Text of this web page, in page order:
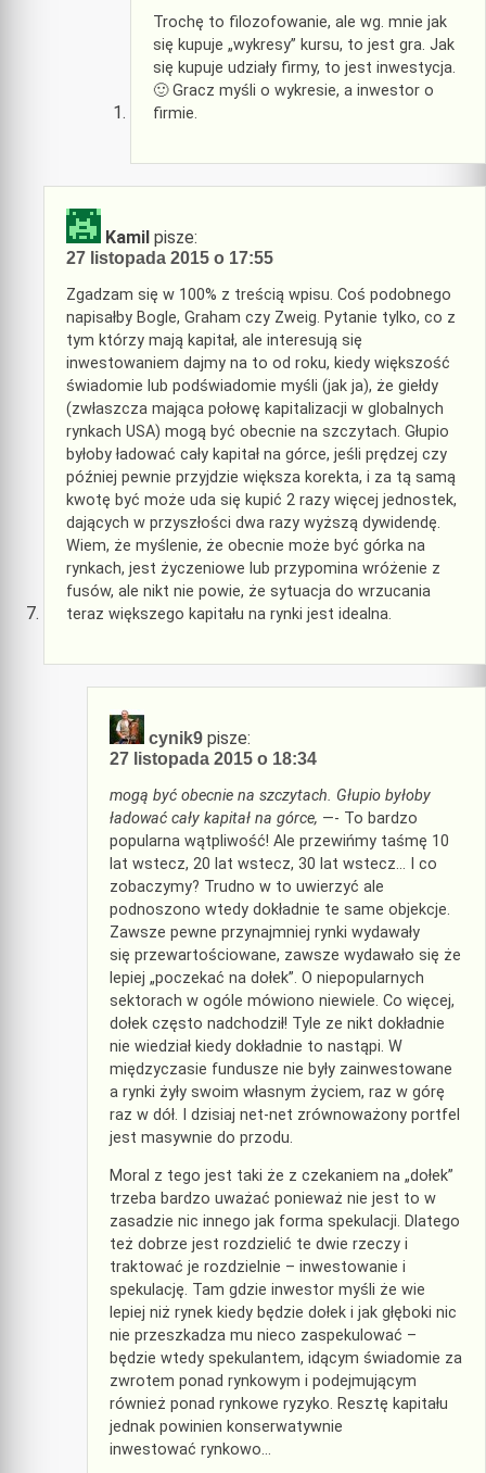
Trochę to filozofowanie, ale wg. mnie jak
się kupuje „wykresy” kursu, to jest gra. Jak
się kupuje udziały firmy, to jest inwestycja.
🙂 Gracz myśli o wykresie, a inwestor o
firmie.
Kamil pisze:
27 listopada 2015 o 17:55
Zgadzam się w 100% z treścią wpisu. Coś podobnego
napisałby Bogle, Graham czy Zweig. Pytanie tylko, co z
tym którzy mają kapitał, ale interesują się
inwestowaniem dajmy na to od roku, kiedy większość
świadomie lub podświadomie myśli (jak ja), że giełdy
(zwłaszcza mająca połowę kapitalizacji w globalnych
rynkach USA) mogą być obecnie na szczytach. Głupio
byłoby ładować cały kapitał na górce, jeśli prędzej czy
później pewnie przyjdzie większa korekta, i za tą samą
kwotę być może uda się kupić 2 razy więcej jednostek,
dających w przyszłości dwa razy wyższą dywidendę.
Wiem, że myślenie, że obecnie może być górka na
rynkach, jest życzeniowe lub przypomina wróżenie z
fusów, ale nikt nie powie, że sytuacja do wrzucania
teraz większego kapitału na rynki jest idealna.
cynik9 pisze:
27 listopada 2015 o 18:34
mogą być obecnie na szczytach. Głupio byłoby
ładować cały kapitał na górce, —- To bardzo
popularna wątpliwość! Ale przewińmy taśmę 10
lat wstecz, 20 lat wstecz, 30 lat wstecz… I co
zobaczymy? Trudno w to uwierzyć ale
podnoszono wtedy dokładnie te same objekcje.
Zawsze pewne przynajmniej rynki wydawały
się przewartościowane, zawsze wydawało się że
lepiej „poczekać na dołek”. O niepopularnych
sektorach w ogóle mówiono niewiele. Co więcej,
dołek często nadchodził! Tyle ze nikt dokładnie
nie wiedział kiedy dokładnie to nastąpi. W
międzyczasie fundusze nie były zainwestowane
a rynki żyły swoim własnym życiem, raz w górę
raz w dół. I dzisiaj net-net zrównoważony portfel
jest masywnie do przodu.
Moral z tego jest taki że z czekaniem na „dołek”
trzeba bardzo uważać ponieważ nie jest to w
zasadzie nic innego jak forma spekulacji. Dlatego
też dobrze jest rozdzielić te dwie rzeczy i
traktować je rozdzielnie – inwestowanie i
spekulację. Tam gdzie inwestor myśli że wie
lepiej niż rynek kiedy będzie dołek i jak głęboki nic
nie przeszkadza mu nieco zaspekulować –
będzie wtedy spekulantem, idącym świadomie za
zwrotem ponad rynkowym i podejmującym
również ponad rynkowe ryzyko. Resztę kapitału
jednak powinien konserwatywnie
inwestować rynkowo…